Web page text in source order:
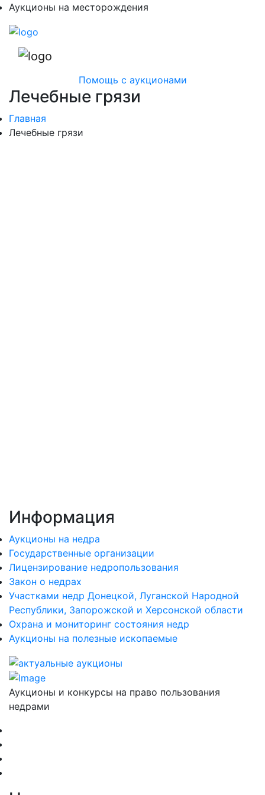
Аукционы на месторождения
Помощь с аукционами
Лечебные грязи
Главная
Лечебные грязи
Информация
Аукционы на недра
Государственные организации
Лицензирование недропользования
Закон о недрах
Участками недр Донецкой, Луганской Народной
Республики, Запорожской и Херсонской области
Охрана и мониторинг состояния недр
Аукционы на полезные ископаемые
Аукционы и конкурсы на право пользования
недрами